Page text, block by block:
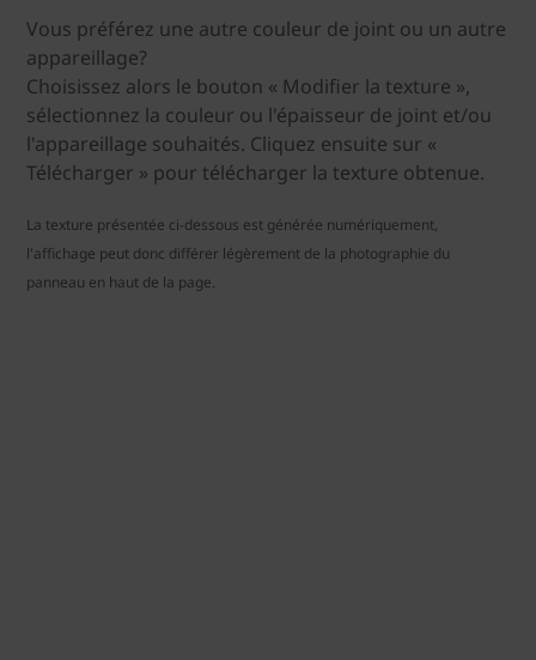
Vous préférez une autre couleur de joint ou un autre
appareillage?
Choisissez alors le bouton « Modifier la texture »,
sélectionnez la couleur ou l'épaisseur de joint et/ou
l'appareillage souhaités. Cliquez ensuite sur «
Télécharger » pour télécharger la texture obtenue.
La texture présentée ci-dessous est générée numériquement,
l'affichage peut donc différer légèrement de la photographie du
panneau en haut de la page.